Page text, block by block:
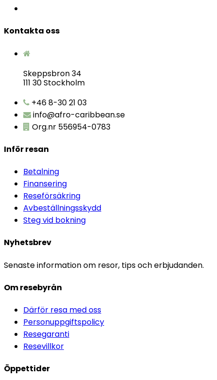
Kontakta oss
Skeppsbron 34
111 30 Stockholm
+46 8-30 21 03
info@afro-caribbean.se
Org.nr 556954-0783
Inför resan
Betalning
Finansering
Reseförsäkring
Avbeställningsskydd
Steg vid bokning
Nyhetsbrev
Senaste information om resor, tips och erbjudanden.
Om resebyrån
Därför resa med oss
Personuppgiftspolicy
Resegaranti
Resevillkor
Öppettider